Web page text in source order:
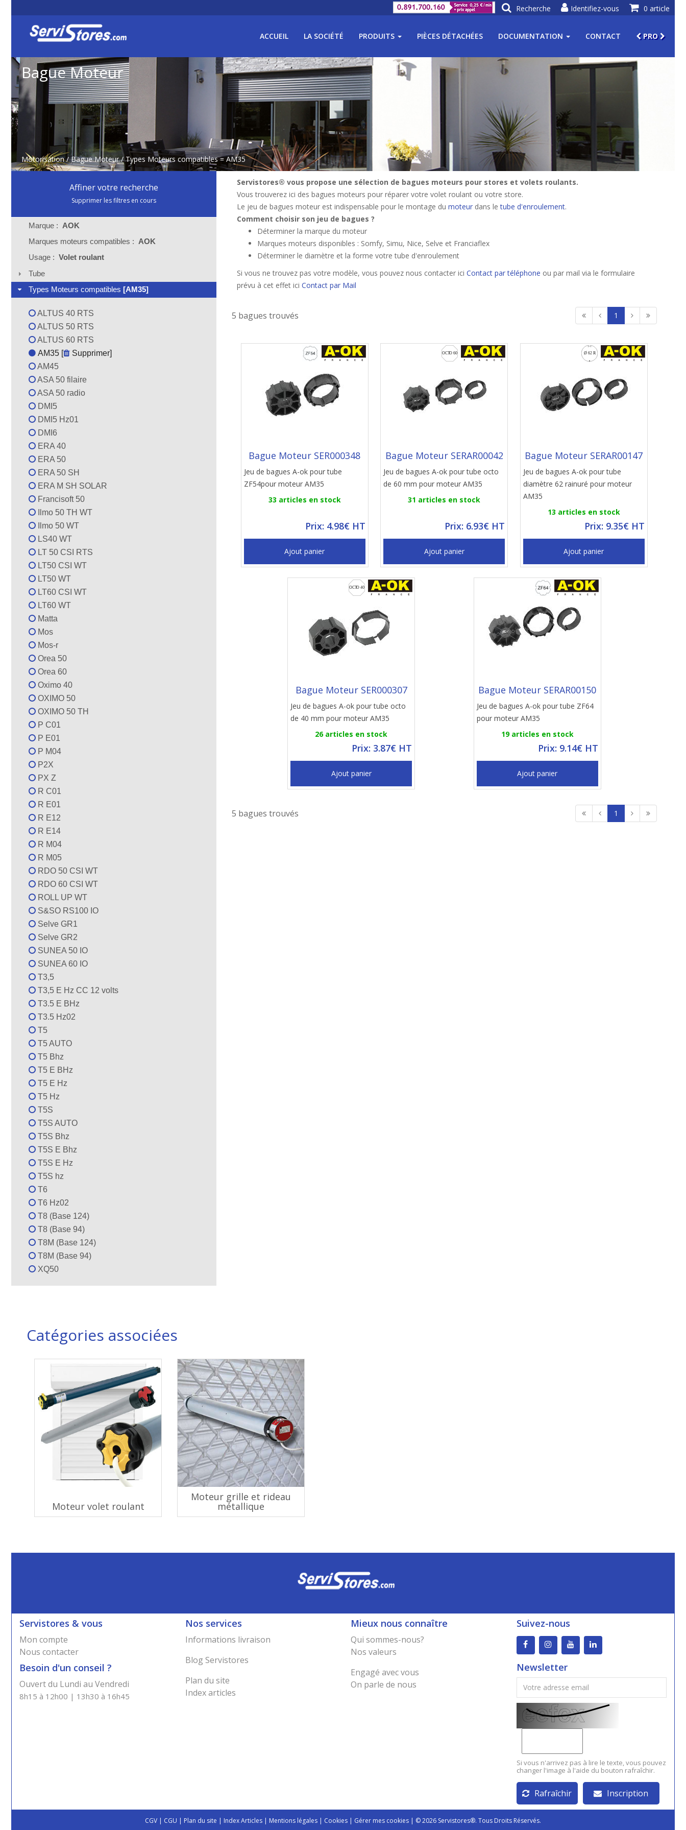
0 article
Identifiez-vous
Recherche
ACCUEIL LA SOCIÉTÉ PRODUITS PIÈCES DÉTACHÉES DOCUMENTATION CONTACT PRO
Bague Moteur
Motorisation /Bague Moteur / Types Moteurs compatibles = AM35
Affiner votre recherche
Supprimer les filtres en cours
Marque : AOK
Marques moteurs compatibles : AOK
Usage : Volet roulant
Tube
Types Moteurs compatibles [AM35]
ALTUS 40 RTS
ALTUS 50 RTS
ALTUS 60 RTS
AM35 [
Supprimer]
AM45
ASA 50 filaire
ASA 50 radio
DMI5
DMI5 Hz01
DMI6
ERA 40
ERA 50
ERA 50 SH
ERA M SH SOLAR
Francisoft 50
Ilmo 50 TH WT
Ilmo 50 WT
LS40 WT
LT 50 CSI RTS
LT50 CSI WT
LT50 WT
LT60 CSI WT
LT60 WT
Matta
Mos
Mos-r
Orea 50
Orea 60
Oximo 40
OXIMO 50
OXIMO 50 TH
P C01
P E01
P M04
P2X
PX Z
R C01
R E01
R E12
R E14
R M04
R M05
RDO 50 CSI WT
RDO 60 CSI WT
ROLL UP WT
S&SO RS100 IO
Selve GR1
Selve GR2
SUNEA 50 IO
SUNEA 60 IO
T3,5
T3,5 E Hz CC 12 volts
T3.5 E BHz
T3.5 Hz02
T5
T5 AUTO
T5 Bhz
T5 E BHz
T5 E Hz
T5 Hz
T5S
T5S AUTO
T5S Bhz
T5S E Bhz
T5S E Hz
T5S hz
T6
T6 Hz02
T8 (Base 124)
T8 (Base 94)
T8M (Base 124)
T8M (Base 94)
XQ50
Servistores® vous propose une sélection de bagues moteurs pour stores et volets roulants.
Vous trouverez ici des bagues moteurs pour réparer votre volet roulant ou votre store.
Le jeu de bagues moteur est indispensable pour le montage du moteurdans letube d'enroulement.
Comment choisir son jeu de bagues ?
Déterminer la marque du moteur
Marques moteurs disponibles : Somfy, Simu, Nice, Selve et Franciaflex
Déterminer le diamètre et la forme votre tube d'enroulement
Si vous ne trouvez pas votre modèle, vous pouvez nous contacter ici Contact par téléphone ou par mail via le formulaire
prévu à cet effet ici Contact par Mail
5 bagues trouvés 1
Bague Moteur SER000348
Jeu de bagues A-ok pour tube
ZF54pour moteur AM35
33 articles en stock
Prix: 4.98€ HT
Ajout panier
Bague Moteur SERAR00042
Jeu de bagues A-ok pour tube octo
de 60 mm pour moteur AM35
31 articles en stock
Prix: 6.93€ HT
Ajout panier
Bague Moteur SERAR00147
Jeu de bagues A-ok pour tube
diamètre 62 rainuré pour moteur
AM35
13 articles en stock
Prix: 9.35€ HT
Ajout panier
Bague Moteur SER000307
Jeu de bagues A-ok pour tube octo
de 40 mm pour moteur AM35
26 articles en stock
Prix: 3.87€ HT
Ajout panier
Bague Moteur SERAR00150
Jeu de bagues A-ok pour tube ZF64
pour moteur AM35
19 articles en stock
Prix: 9.14€ HT
Ajout panier
5 bagues trouvés 1
Catégories associées
Moteur volet roulant
Moteur grille et rideau
métallique
Servistores & vous
Mon compte
Nous contacter
Besoin d'un conseil ?
Ouvert du Lundi au Vendredi
8h15 à 12h00 | 13h30 à 16h45
Nos services
Informations livraison
Blog Servistores
Plan du site
Index articles
Mieux nous connaître
Qui sommes-nous?
Nos valeurs
Engagé avec vous
On parle de nous
Suivez-nous
Newsletter
Si vous n'arrivez pas à lire le texte, vous pouvez
changer l'image à l'aide du bouton rafraîchir.
Rafraîchir Inscription
CGV | CGU | Plan du site | Index Articles | Mentions légales | Cookies | Gérer mes cookies | © 2026 Servistores®. Tous Droits Réservés.